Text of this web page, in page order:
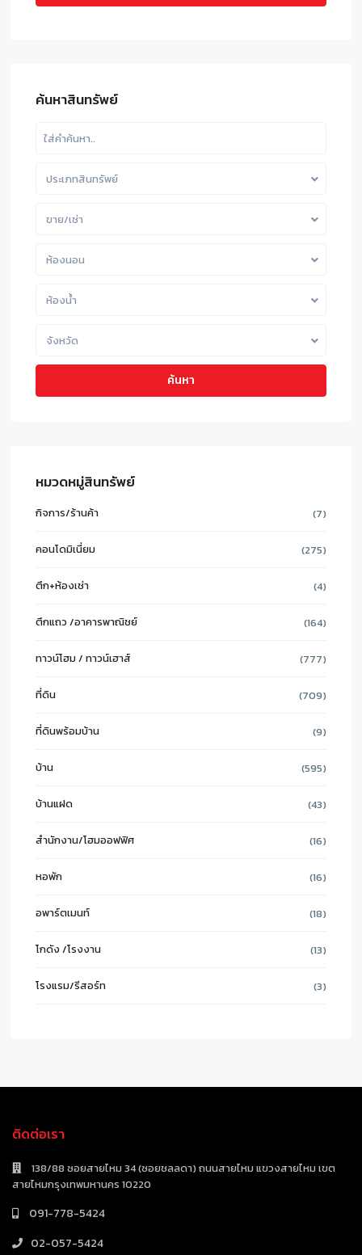
ค้นหาสินทรัพย์
ประเภทสินทรัพย์
ขาย/เช่า
ห้องนอน
ห้องน้ำ
จังหวัด
ค้นหา
หมวดหมู่สินทรัพย์
กิจการ/ร้านค้า (7)
คอนโดมิเนี่ยม (275)
ตึก+ห้องเช่า (4)
ตึกแถว /อาคารพาณิชย์ (164)
ทาวน์โฮม / ทาวน์เฮาส์ (777)
ที่ดิน (709)
ที่ดินพร้อมบ้าน (9)
บ้าน (595)
บ้านแฝด (43)
สำนักงาน/โฮมออฟฟิศ (16)
หอพัก (16)
อพาร์ตเมนท์ (18)
โกดัง /โรงงาน (13)
โรงแรม/รีสอร์ท (3)
ติดต่อเรา
138/88 ซอยสายไหม 34 (ซอยชลลดา) ถนนสายไหม แขวงสายไหม เขต
สายไหมกรุงเทพมหานคร 10220
091-778-5424
02-057-5424